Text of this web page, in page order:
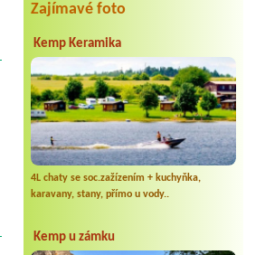
Zajímavé foto
Kemp Keramika
4L chaty se soc.zažízením + kuchyňka,
karavany, stany, přímo u vody..
Kemp u zámku